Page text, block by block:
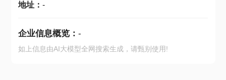
地址： -
企业信息概览： -
如上信息由AI大模型全网搜索生成，请甄别使用!